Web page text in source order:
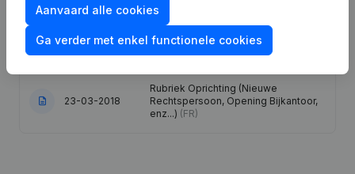
17-03-2023 Maatschappelijke Zetel
(FR)
23-03-2018
Rubriek Oprichting (Nieuwe
Rechtspersoon, Opening Bijkantoor,
enz...) (FR)
Aanvaard alle cookies
Ga verder met enkel functionele cookies